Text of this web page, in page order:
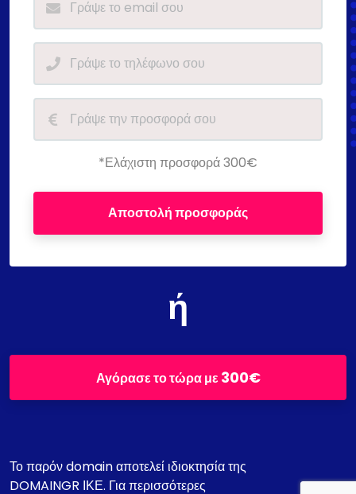
*Ελάχιστη προσφορά 300€
Αποστολή προσφοράς
ή
Αγόρασε το τώρα με300€
Το παρόν domain αποτελεί ιδιοκτησία της
DOMAINGR ΙΚΕ. Για περισσότερες